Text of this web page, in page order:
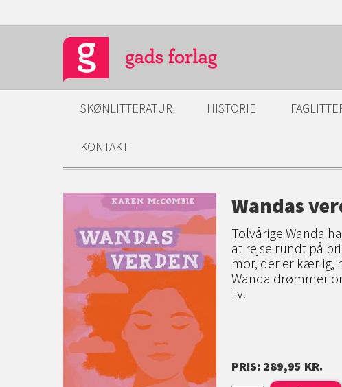
SKØNLITTERATUR HISTORIE
KONTAKT
Wandas
Tolvårige Wanda
at rejse rundt på
mor, der er kærlig,
Wanda drømmer
liv.
PRIS: 289,95 KR.